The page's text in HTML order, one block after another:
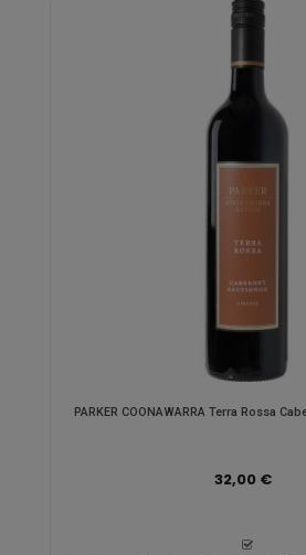
PARKER COONAWARRA Terra Rossa
32,00 €